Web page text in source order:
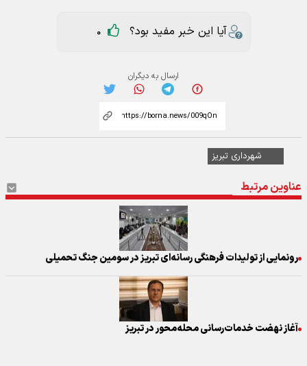
آیا این خبر مفید بود؟ 0
ارسال به دیگران
شهرداری تبریز
عناوین مرتبط
رونمایی از تولیدات فرهنگی رسانه‌ای تبریز در سومین جنگ تحمیلی
آغاز نهضت خدمات‌رسانی محله‌محور در تبریز